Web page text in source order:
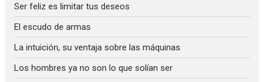
Ser feliz es limitar tus deseos
El escudo de armas
La intuición, su ventaja sobre las máquinas
Los hombres ya no son lo que solían ser